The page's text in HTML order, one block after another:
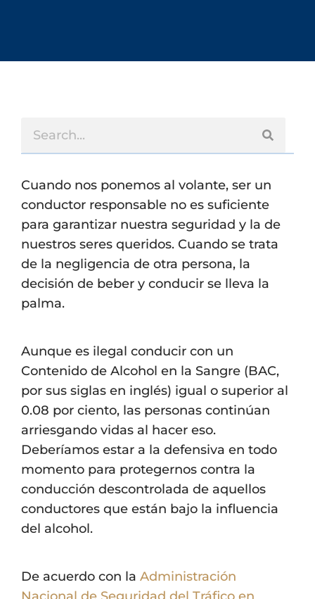
Cuando nos ponemos al volante, ser un
conductor responsable no es suficiente
para garantizar nuestra seguridad y la de
nuestros seres queridos. Cuando se trata
de la negligencia de otra persona, la
decisión de beber y conducir se lleva la
palma.
Aunque es ilegal conducir con un
Contenido de Alcohol en la Sangre (BAC,
por sus siglas en inglés) igual o superior al
0.08 por ciento, las personas continúan
arriesgando vidas al hacer eso.
Deberíamos estar a la defensiva en todo
momento para protegernos contra la
conducción descontrolada de aquellos
conductores que están bajo la influencia
del alcohol.
De acuerdo con la Administración